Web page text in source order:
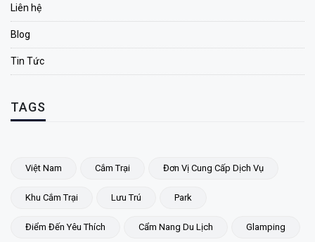
Liên hệ
Blog
Tin Tức
TAGS
Việt Nam Cắm Trại Đơn Vị Cung Cấp Dịch Vụ
Khu Cắm Trại Lưu Trú Park
Điểm Đến Yêu Thích Cẩm Nang Du Lịch Glamping